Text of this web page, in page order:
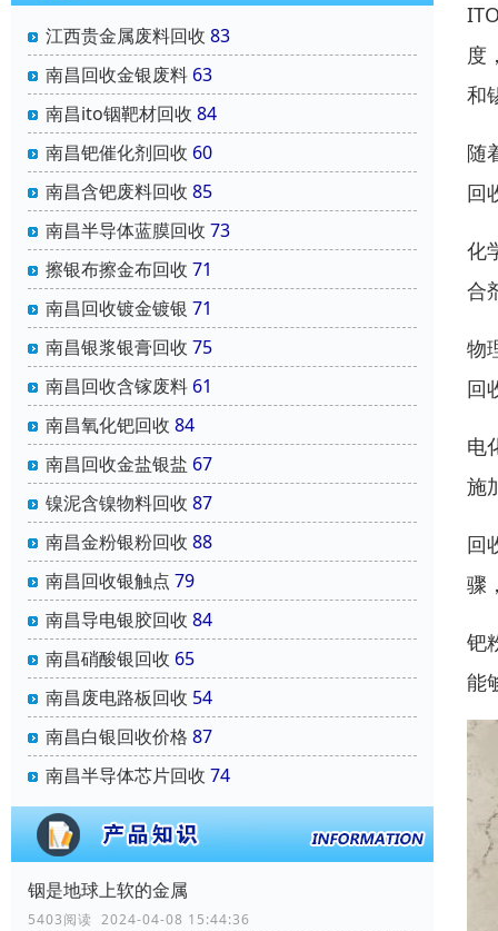
江西贵金属废料回收 83
南昌回收金银废料 63
南昌ito铟靶材回收 84
南昌钯催化剂回收 60
南昌含钯废料回收 85
南昌半导体蓝膜回收 73
擦银布擦金布回收 71
南昌回收镀金镀银 71
南昌银浆银膏回收 75
南昌回收含镓废料 61
南昌氧化钯回收 84
南昌回收金盐银盐 67
镍泥含镍物料回收 87
南昌金粉银粉回收 88
南昌回收银触点 79
南昌导电银胶回收 84
南昌硝酸银回收 65
南昌废电路板回收 54
南昌白银回收价格 87
南昌半导体芯片回收 74
铟是地球上软的金属
5403阅读 2024-04-08 15:44:36
度
和
随
回
化
合
物
回
电
施
回
骤
钯
能